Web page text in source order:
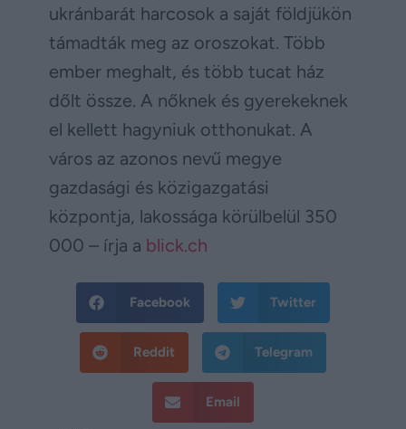
ukránbarát harcosok a saját földjükön
támadták meg az oroszokat. Több
ember meghalt, és több tucat ház
dőlt össze. A nőknek és gyerekeknek
el kellett hagyniuk otthonukat. A
város az azonos nevű megye
gazdasági és közigazgatási
központja, lakossága körülbelül 350
000 – írja a blick.ch
Facebook Twitter
Reddit Telegram
Email